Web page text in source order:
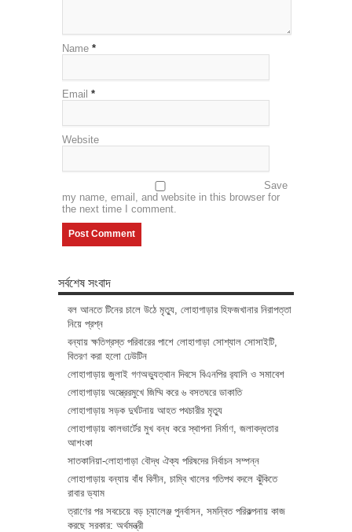
Name *
Email *
Website
Save
my name, email, and website in this browser for
the next time I comment.
সর্বশেষ সংবাদ
বল আনতে টিনের চালে উঠে মৃত্যু, লোহাগাড়ার হিফজখানার নিরাপত্তা
নিয়ে প্রশ্ন
বন্যায় ক্ষতিগ্রস্ত পরিবারের পাশে লোহাগাড়া সোশ্যাল সোসাইটি,
বিতরণ করা হলো ঢেউটিন
লোহাগাড়ায় জুলাই গণঅভ্যুত্থান দিবসে বিএনপির র‌্যালি ও সমাবেশ
লোহাগাড়ায় অস্ত্রেরমুখে জিম্মি করে ৬ বসতঘরে ডাকাতি
লোহাগাড়ায় সড়ক দুর্ঘটনায় আহত পথচারীর মৃত্যু
লোহাগাড়ায় কালভার্টের মুখ বন্ধ করে স্থাপনা নির্মাণ, জলাবদ্ধতার
আশংকা
সাতকানিয়া-লোহাগাড়া বৌদ্ধ ঐক্য পরিষদের নির্বাচন সম্পন্ন
লোহাগাড়ায় বন্যায় বাঁধ বিলীন, চাম্বি খালের গতিপথ বদলে ঝুঁকিতে
রাবার ড্যাম
ত্রাণের পর সবচেয়ে বড় চ্যালেঞ্জ পুনর্বাসন, সমন্বিত পরিকল্পনায় কাজ
করছে সরকার: অর্থমন্ত্রী